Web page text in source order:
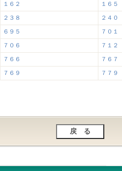
１６２
１６５
２３８
２４０
６９５
７０１
７０６
７１２
７６６
７６７
７６９
７７９